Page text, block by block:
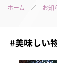
ホーム ／ お知
#美味しい